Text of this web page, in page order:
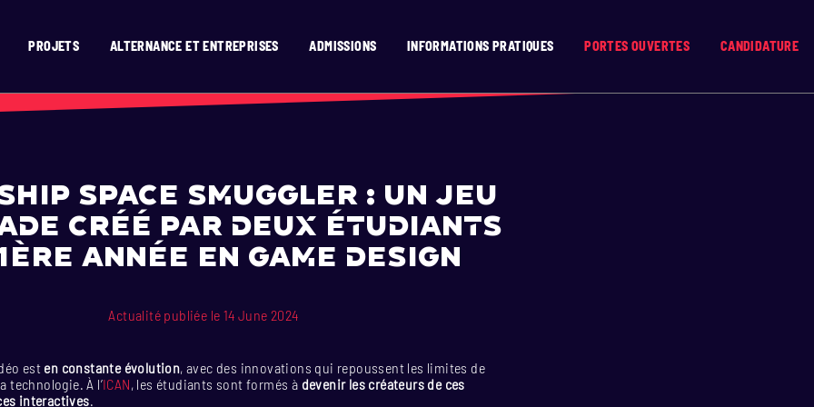
PROJETS ALTERNANCE ET ENTREPRISES ADMISSIONS INFORMATIONS PRATIQUES PORTES OUVERTES CANDIDATURE
?
(HORS UE)
STUDENTS
TEMPS RÉEL
2D / 3D EN 15 MOIS
RÉEL
2D
Space Smuggler : un jeu
créé par deux étudiants
année en Game Design
Actualité publiée le 14 June 2024
est en constante évolution, avec des innovations qui repoussent les limites de
technologie. À l’ICAN, les étudiants sont formés à devenir les créateurs de ces
interactives.